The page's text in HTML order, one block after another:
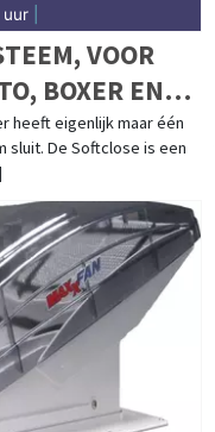
uur
VOOR
BOXER EN
heeft eigenlijk maar één
sluit. De Softclose is een